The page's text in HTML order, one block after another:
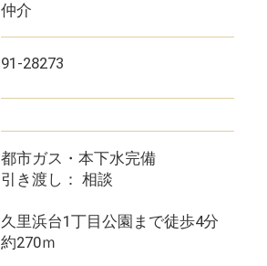
仲介
91-28273
都市ガス・本下水完備
引き渡し： 相談
久里浜台1丁目公園まで徒歩4分
約270ｍ